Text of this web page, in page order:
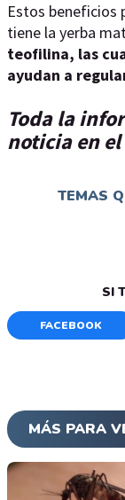
Estos beneficios
tiene la yerba
teofilina, las
ayudan a
Toda la
noticia en
TEMAS
SI
FACEBOOK
MÁS PARA